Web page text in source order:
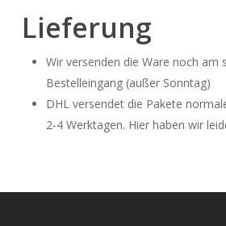
Lieferung
Wir versenden die Ware noch am
Bestelleingang (außer Sonntag)
DHL versendet die Pakete
2-4 Werktagen. Hier haben wir